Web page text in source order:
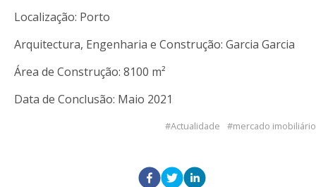
Localização: Porto
Arquitectura, Engenharia e Construção: Garcia Garcia
Área de Construção: 8100 m²
Data de Conclusão: Maio 2021
Actualidade mercado imobiliário